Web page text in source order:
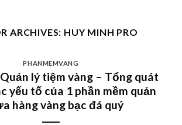
ARCHIVES: HUY MINH PRO
PHANMEMVANG
lý tiệm vàng – Tổng quát
yếu tố của 1 phần mềm quản
hàng vàng bạc đá quý